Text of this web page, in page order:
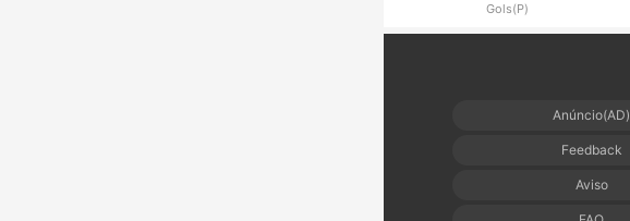
Gols(P)
Anúncio(AD)
Feedback
Aviso